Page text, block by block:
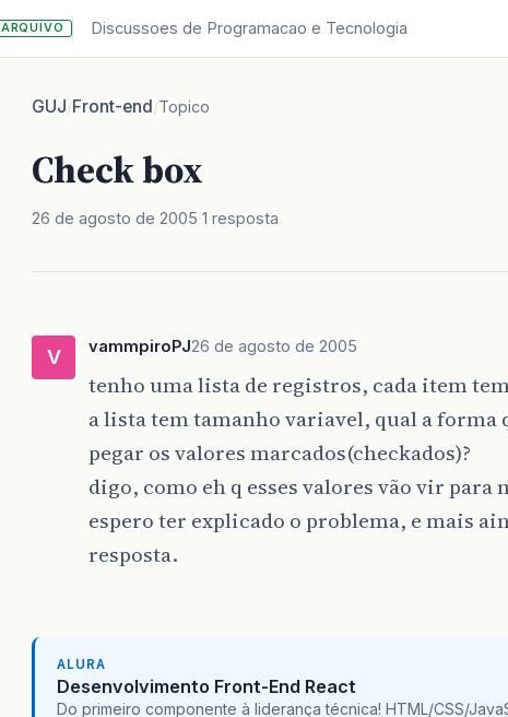
ARQUIVO Discussoes de Programacao e Tecnologia
GUJ/Front-end/Topico
Check box
26 de agosto de 2005 1 resposta
V vammpiroPJ26 de agosto de 2005
tenho uma lista de registros, cada item
a lista tem tamanho variavel, qual a forma
pegar os valores marcados(checkados)?
digo, como eh q esses valores vão vir para
espero ter explicado o problema, e mais
resposta.
ALURA
Desenvolvimento Front-End React
Do primeiro componente à liderança técnica! HTML/CSS/